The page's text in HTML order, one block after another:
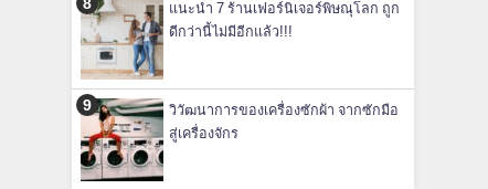
แนะนำ 7 ร้านเฟอร์นิเจอร์พิษณุโลก ถูก
ดีกว่านี้ไม่มีอีกแล้ว!!!
วิวัฒนาการของเครื่องซักผ้า จากซักมือ
สู่เครื่องจักร